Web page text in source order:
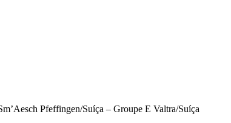
Pfeffingen/Suíça – Groupe E Valtra/Suíça